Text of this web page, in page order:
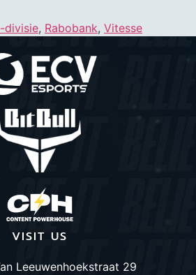
divisie, Rabobank, Vitesse
VISIT US
Leeuwenhoekstraat 29